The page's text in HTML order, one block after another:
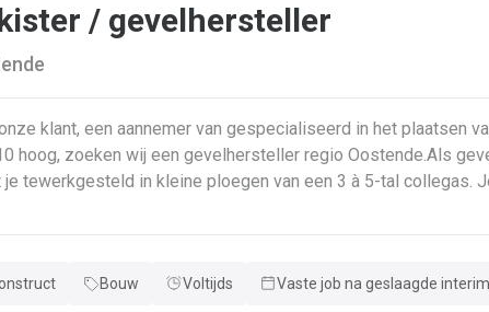
/ gevelhersteller
klant, een aannemer van gespecialiseerd in het plaatsen
hoog, zoeken wij een gevelhersteller regio Oostende.Als
je tewerkgesteld in kleine ploegen van een 3 à 5-tal collegas.
maken van deze technieken: crepi
van beton met hoogwaardige reparatiemortel. Beton is je 2de
Bouw Voltijds Vaste job na geslaagde